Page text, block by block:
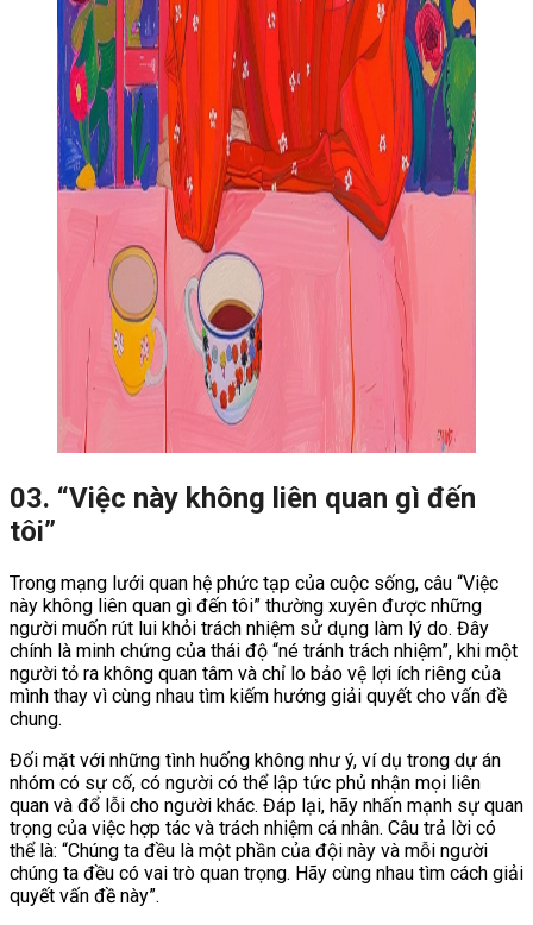
03. “Việc này không liên quan gì đến
tôi”
Trong mạng lưới quan hệ phức tạp của cuộc sống, câu “Việc
này không liên quan gì đến tôi” thường xuyên được những
người muốn rút lui khỏi trách nhiệm sử dụng làm lý do. Đây
chính là minh chứng của thái độ “né tránh trách nhiệm”, khi một
người tỏ ra không quan tâm và chỉ lo bảo vệ lợi ích riêng của
mình thay vì cùng nhau tìm kiếm hướng giải quyết cho vấn đề
chung.
Đối mặt với những tình huống không như ý, ví dụ trong dự án
nhóm có sự cố, có người có thể lập tức phủ nhận mọi liên
quan và đổ lỗi cho người khác. Đáp lại, hãy nhấn mạnh sự quan
trọng của việc hợp tác và trách nhiệm cá nhân. Câu trả lời có
thể là: “Chúng ta đều là một phần của đội này và mỗi người
chúng ta đều có vai trò quan trọng. Hãy cùng nhau tìm cách giải
quyết vấn đề này”.